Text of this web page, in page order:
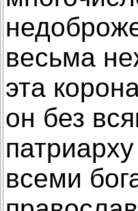
весьма
эта
он без
всеми